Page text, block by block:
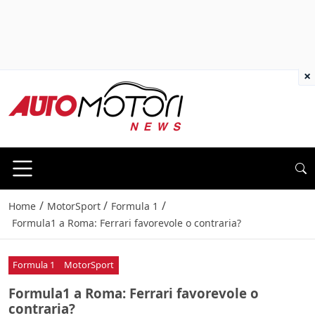
Home / MotorSport / Formula 1 /
Formula1 a Roma: Ferrari favorevole o contraria?
Formula 1 MotorSport
Formula1 a Roma: Ferrari favorevole o
contraria?
×